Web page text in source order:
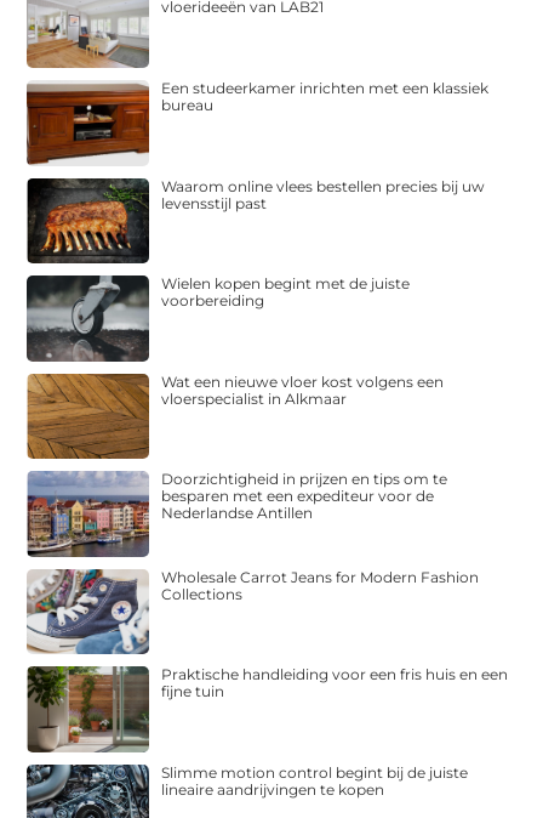
vloerideeën van LAB21
Een studeerkamer inrichten met een klassiek
bureau
Waarom online vlees bestellen precies bij uw
levensstijl past
Wielen kopen begint met de juiste
voorbereiding
Wat een nieuwe vloer kost volgens een
vloerspecialist in Alkmaar
Doorzichtigheid in prijzen en tips om te
besparen met een expediteur voor de
Nederlandse Antillen
Wholesale Carrot Jeans for Modern Fashion
Collections
Praktische handleiding voor een fris huis en een
fijne tuin
Slimme motion control begint bij de juiste
lineaire aandrijvingen te kopen